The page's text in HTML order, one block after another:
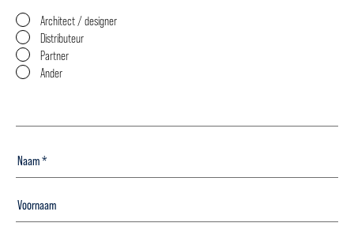
Architect / designer
Distributeur
Partner
Ander